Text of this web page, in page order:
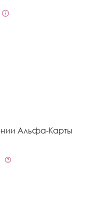
Альфа-Карты